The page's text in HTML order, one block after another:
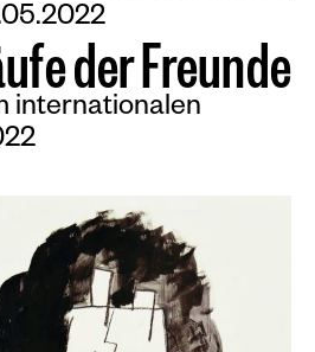
ufederFreunde
internationalen